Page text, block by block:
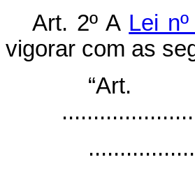
Art. 2º A Lei
vigorar com as